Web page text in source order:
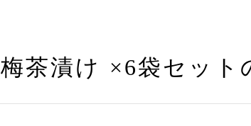
梅茶漬け ×6袋セッ